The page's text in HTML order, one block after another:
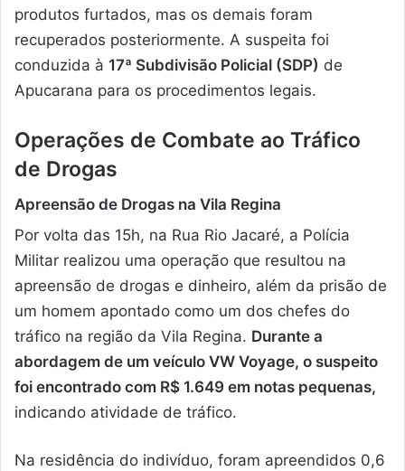
produtos furtados, mas os demais foram
recuperados posteriormente. A suspeita foi
conduzida à 17ª Subdivisão Policial (SDP) de
Apucarana para os procedimentos legais.
Operações de Combate ao Tráfico
de Drogas
Apreensão de Drogas na Vila Regina
Por volta das 15h, na Rua Rio Jacaré, a Polícia
Militar realizou uma operação que resultou na
apreensão de drogas e dinheiro, além da prisão de
um homem apontado como um dos chefes do
tráfico na região da Vila Regina. Durante a
abordagem de um veículo VW Voyage, o suspeito
foi encontrado com R$ 1.649 em notas pequenas,
indicando atividade de tráfico.
Na residência do indivíduo, foram apreendidos 0,6